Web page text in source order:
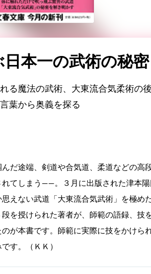
本一の武術の秘密
る魔法の武術、大東流合気柔術の
葉から奥義を探る
だ途端、剣道や合気道、柔道などの高
てしまう——。３月に出版された津本
えない武道「大東流合気武術」を極め
を授けられた著者が、師範の語録、技
が本書です。師範に実際に技をかけら
す。（ＫＫ）